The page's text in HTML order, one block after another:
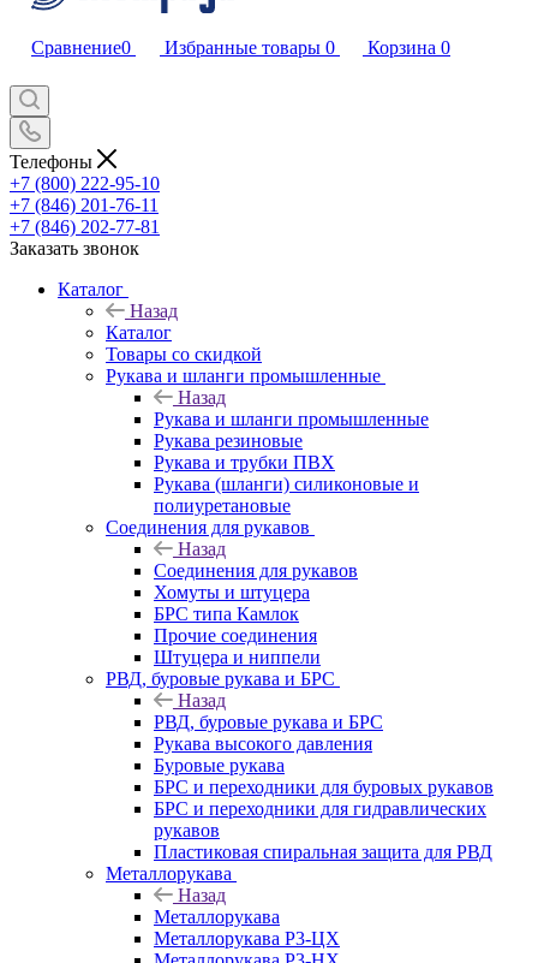
Сравнение0 Избранные товары 0 Корзина 0
Телефоны
+7 (800) 222-95-10
+7 (846) 201-76-11
+7 (846) 202-77-81
Заказать звонок
Каталог
Назад
Каталог
Товары со скидкой
Рукава и шланги промышленные
Назад
Рукава и шланги промышленные
Рукава резиновые
Рукава и трубки ПВХ
Рукава (шланги) силиконовые и
полиуретановые
Соединения для рукавов
Назад
Соединения для рукавов
Хомуты и штуцера
БРС типа Камлок
Прочие соединения
Штуцера и ниппели
РВД, буровые рукава и БРС
Назад
РВД, буровые рукава и БРС
Рукава высокого давления
Буровые рукава
БРС и переходники для буровых рукавов
БРС и переходники для гидравлических
рукавов
Пластиковая спиральная защита для РВД
Металлорукава
Назад
Металлорукава
Металлорукава Р3-ЦХ